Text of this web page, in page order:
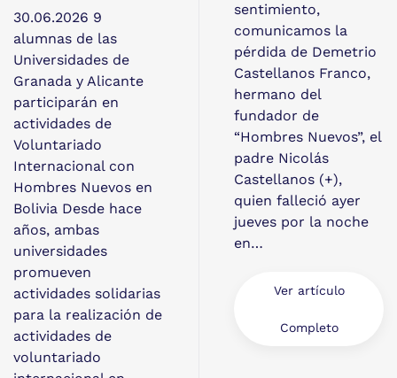
30.06.2026 9
alumnas de las
Universidades de
Granada y Alicante
participarán en
actividades de
Voluntariado
Internacional con
Hombres Nuevos en
Bolivia Desde hace
años, ambas
universidades
promueven
actividades solidarias
para la realización de
actividades de
voluntariado
sentimiento,
comunicamos la
pérdida de Demetrio
Castellanos Franco,
hermano del
fundador de
“Hombres Nuevos”, el
padre Nicolás
Castellanos (+),
quien falleció ayer
jueves por la noche
en…
Ver artículo
Completo